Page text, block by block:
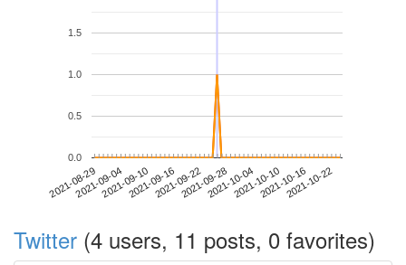
2021-08-292021-09-042021-09-102021-09-162021-09-222021-09-282021-10-042021-10-102021-10-162021-10-22
0.0
0.5
1.0
1.5
Twitter (4 users, 11 posts, 0 favorites)